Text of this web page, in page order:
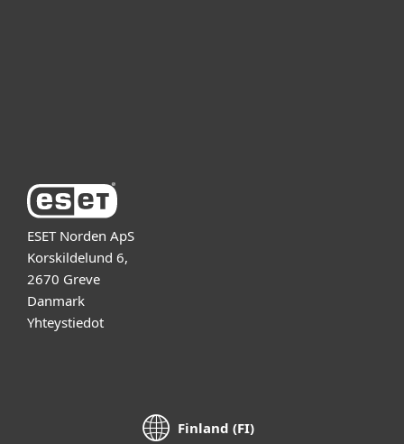
ESET Norden ApS
Korskildelund 6,
2670 Greve
Danmark
Yhteystiedot
Finland (FI)